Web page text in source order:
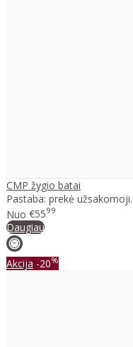
CMP žygio batai
Pastaba: prekė
Nuo €5599
Daugiau
Akcija -20%